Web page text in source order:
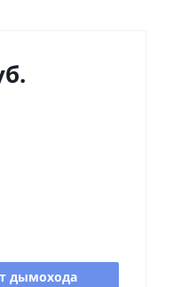
дымохода